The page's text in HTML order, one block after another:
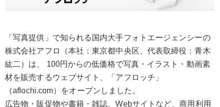
「写真提供」で知られる国内大手フォトエージェンシーの
株式会社アフロ（本社：東京都中央区、代表取締役：青木
紘二）は、 100円からの低価格で写真・イラスト・動画素
材を販売するウェブサイト、「アフロッチ」
（aflochi.com）をオープンしました。
広告物・販促物や書籍・雑誌、Webサイトなど、商用利用